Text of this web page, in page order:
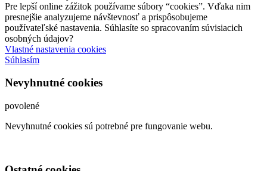
Pre lepší online zážitok používame súbory “cookies”. Vďaka nim
presnejšie analyzujeme návštevnosť a prispôsobujeme
používateľské nastavenia. Súhlasíte so spracovaním súvisiacich
osobných údajov?
Vlastné nastavenia cookies
Súhlasím
Nevyhnutné cookies
povolené
Nevyhnutné cookies sú potrebné pre fungovanie webu.